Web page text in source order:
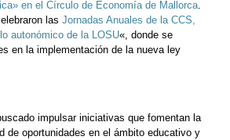
en el Círculo de Economía de Mallorca
las Jornadas Anuales de la CCS,
autonómico de la LOSU«, donde se
en la implementación de la nueva ley
impulsar iniciativas que fomentan la
de oportunidades en el ámbito educativo y